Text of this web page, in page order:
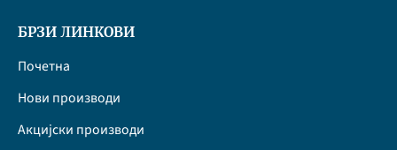
БРЗИ ЛИНКОВИ
Почетна
Нови производи
Акцијски производи